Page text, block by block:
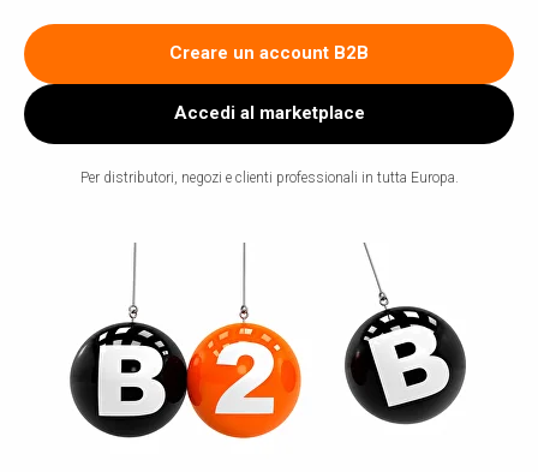
Creare un account B2B
Accedi al marketplace
Per distributori, negozi e clienti professionali in tutta Europa.